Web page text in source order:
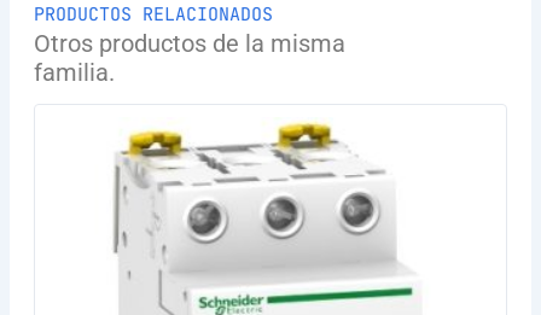
PRODUCTOS RELACIONADOS
Otros productos de la misma
familia.